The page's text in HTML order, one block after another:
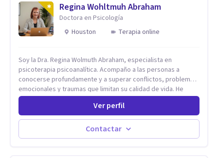
Regina Wohltmuh Abraham
Doctora en Psicología
Houston
Terapia online
Soy la Dra. Regina Wolmuth Abraham, especialista en
psicoterapia psicoanalítica. Acompaño a las personas a
conocerse profundamente y a superar conflictos, problemas
emocionales y traumas que limitan su calidad de vida. He
trabajado en reconocidas instituciones como el Hospital
Psiquiátrico San Rafael, Instituto Psiquiátrico MENDAO, San
Bernardino, Hospital Psiquiátrico Infantil y el Centro de
Integración Juvenil. Además, tuve el privilegio de colaborar
en comunidades como Olivar del Conde y Xochimilco, lo que
Ver perfil
Contactar